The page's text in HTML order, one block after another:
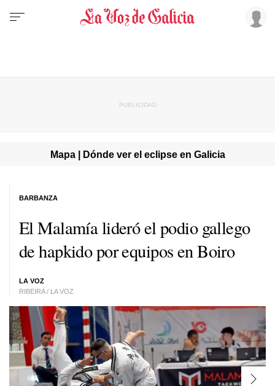
Mapa | Dónde ver el eclipse en Galicia
El Malamía lideró el podio gallego
de hapkido por equipos en Boiro
LA VOZ
RIBEIRA / LA VOZ
BARBANZA